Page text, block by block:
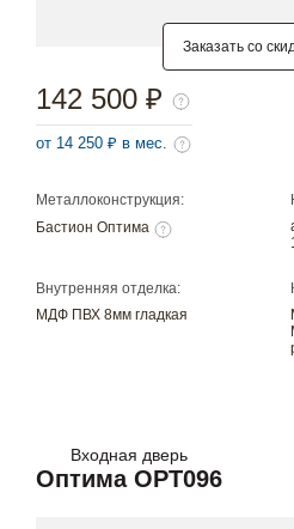
Заказать со
Металлоконструкция:
Бастион Оптима
Внутренняя отделка:
МДФ ПВХ 8мм гладкая
142 500 ₽
от 14 250 ₽ в мес.
Входная дверь
Оптима OPT096